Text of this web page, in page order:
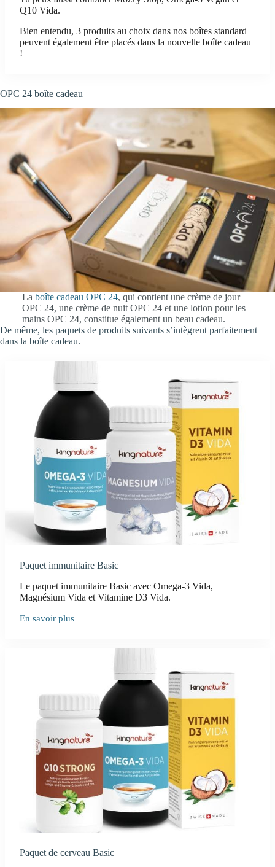
Q10 Vida.
Bien entendu, 3 produits au choix dans nos boîtes standard
peuvent également être placés dans la nouvelle boîte cadeau
!
OPC 24 boîte cadeau
La boîte cadeau OPC 24, qui contient une crème de jour
OPC 24, une crème de nuit OPC 24 et une lotion pour les
mains OPC 24, constitue également un beau cadeau.
De même, les paquets de produits suivants s’intègrent parfaitement
dans la boîte cadeau.
Paquet immunitaire Basic
Le paquet immunitaire Basic avec Omega-3 Vida,
Magnésium Vida et Vitamine D3 Vida.
En savoir plus
Paquet de cerveau Basic